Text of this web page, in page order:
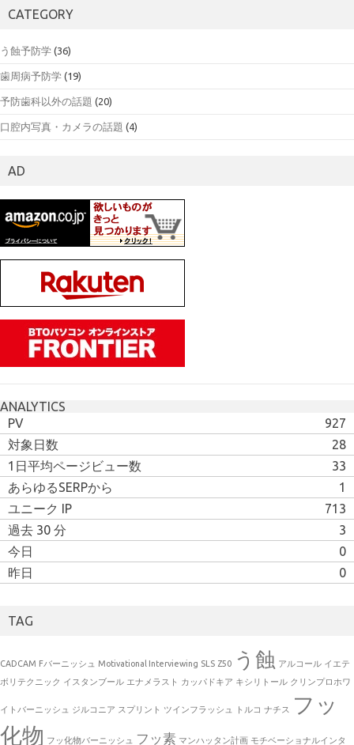
CATEGORY
う蝕予防学 (36)
歯周病予防学 (19)
予防歯科以外の話題 (20)
口腔内写真・カメラの話題 (4)
AD
ANALYTICS
PV
927
対象日数
28
1日平均ページビュー数
33
あらゆるSERPから
1
ユニーク IP
713
過去 30 分
3
今日
0
昨日
0
TAG
CADCAM Fバーニッシュ Motivational Interviewing SLS Z50 う蝕 アルコール イエテ
ボリテクニック イスタンブール エナメラスト カッパドキア キシリトール クリンプロホワ
イトバーニッシュ ジルコニア スプリント ツインフラッシュ トルコ ナチス
フッ
化物 フッ化物バーニッシュ フッ素 マンハッタン計画 モチベーショナルインタ